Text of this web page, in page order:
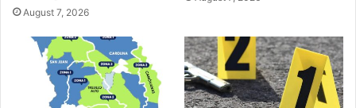
August 7, 2026